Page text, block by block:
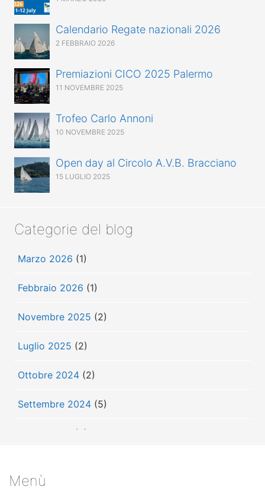
Calendario Regate nazionali 2026
2 FEBBRAIO 2026
Premiazioni CICO 2025 Palermo
11 NOVEMBRE 2025
Trofeo Carlo Annoni
10 NOVEMBRE 2025
Open day al Circolo A.V.B. Bracciano
15 LUGLIO 2025
Categorie del blog
Marzo 2026 (1)
Febbraio 2026 (1)
Novembre 2025 (2)
Luglio 2025 (2)
Ottobre 2024 (2)
Settembre 2024 (5)
(3)
Menù